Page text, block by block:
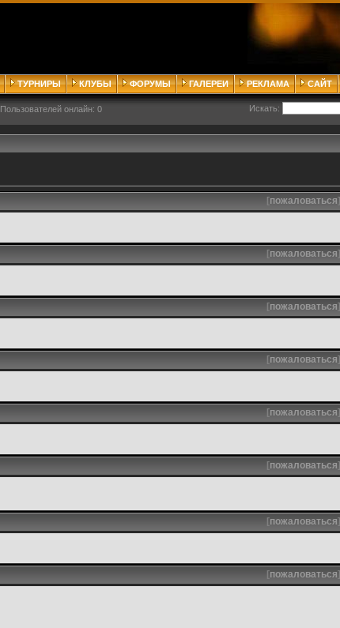
ТУРНИРЫ КЛУБЫ ФОРУМЫ ГАЛЕРЕИ РЕКЛАМА САЙТ
Пользователей онлайн: 0 Искать:
[пожаловаться]
[пожаловаться]
[пожаловаться]
[пожаловаться]
[пожаловаться]
[пожаловаться]
[пожаловаться]
[пожаловаться]